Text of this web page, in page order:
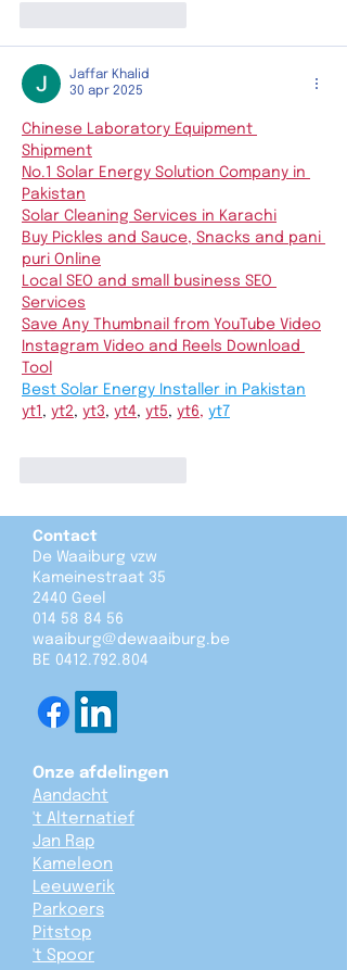
Jaffar Khalid
30 apr 2025
Chinese Laboratory Equipment
Shipment
No.1 Solar Energy Solution Company in
Pakistan
Solar Cleaning Services in Karachi
Buy Pickles and Sauce, Snacks and pani
puri Online
Local SEO and small business SEO
Services
Save Any Thumbnail from YouTube Video
Instagram Video and Reels Download
Tool
Best Solar Energy Installer in Pakistan
yt1 , yt2, yt3, yt4, yt5, yt6, yt7
Contact
De Waaiburg vzw
Kameinestraat 35
2440 Geel
014 58 84 56
waaiburg@dewaaiburg.be
BE 0412.792.804
Onze afdelingen
Aandacht
't Alternatief
Jan Rap
Kameleon
Leeuwerik
Parkoers
Pitstop
't Spoor